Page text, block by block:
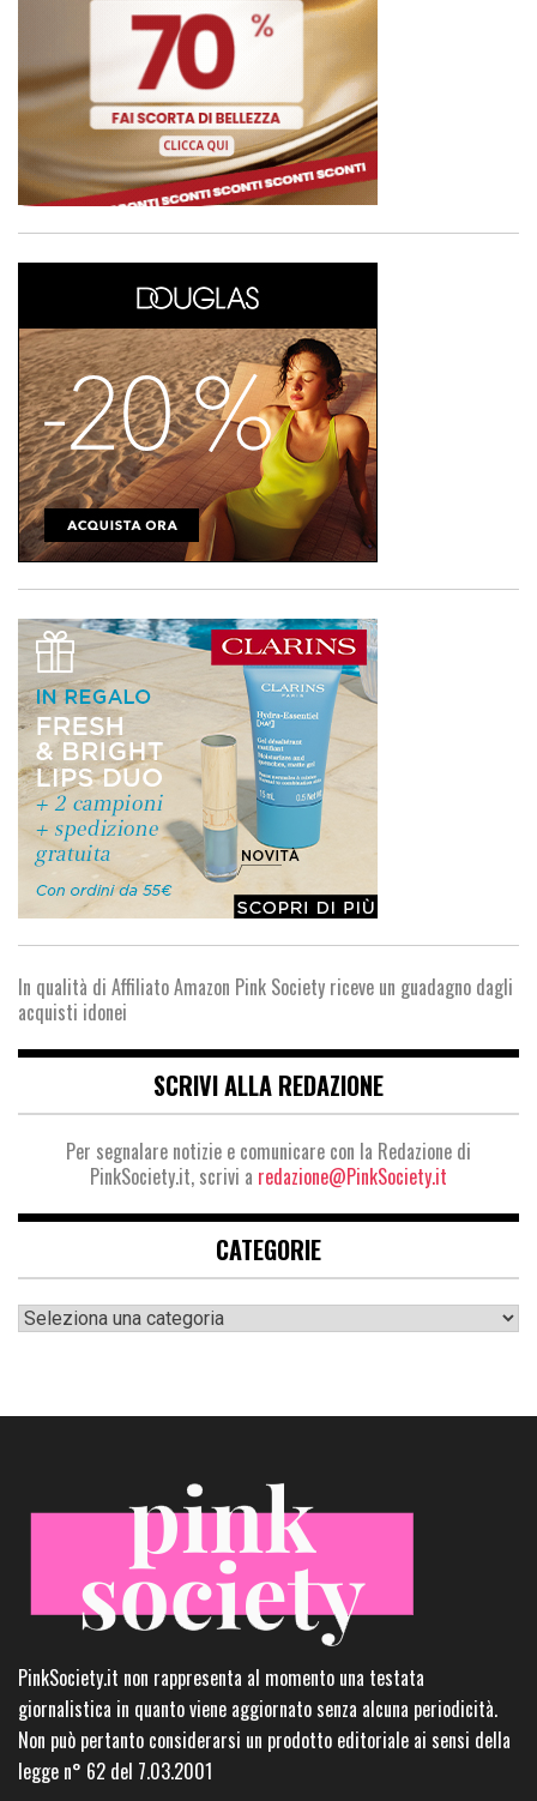
In qualità di Affiliato Amazon Pink Society riceve un guadagno dagli
acquisti idonei
SCRIVI ALLA REDAZIONE
Per segnalare notizie e comunicare con la Redazione di
PinkSociety.it, scrivi a redazione@PinkSociety.it
CATEGORIE
Categorie
PinkSociety.it non rappresenta al momento una testata
giornalistica in quanto viene aggiornato senza alcuna periodicità.
Non può pertanto considerarsi un prodotto editoriale ai sensi della
legge n° 62 del 7.03.2001